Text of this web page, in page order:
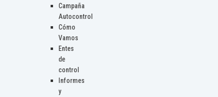
Campaña
Autocontrol
Cómo
Vamos
Entes
de
control
Informes
y